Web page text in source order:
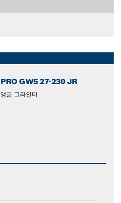
PRO GWS 27-230 JR
앵글 그라인더